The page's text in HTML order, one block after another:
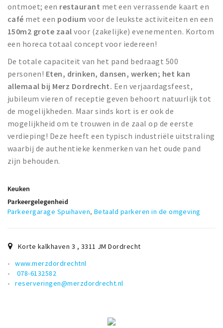
ontmoet; een restaurant met een verrassende kaart en
café met een podium voor de leukste activiteiten en een
150m2 grote zaal voor (zakelijke) evenementen. Kortom
een horeca totaal concept voor iedereen!
De totale capaciteit van het pand bedraagt 500
personen! Eten, drinken, dansen, werken; het kan
allemaal bij Merz Dordrecht. Een verjaardagsfeest,
jubileum vieren of receptie geven behoort natuurlijk tot
de mogelijkheden. Maar sinds kort is er ook de
mogelijkheid om te trouwen in de zaal op de eerste
verdieping! Deze heeft een typisch industriële uitstraling
waarbij de authentieke kenmerken van het oude pand
zijn behouden.
Keuken
Parkeergelegenheid
Parkeergarage Spuihaven,Betaald parkeren in de omgeving
Korte kalkhaven 3 , 3311 JM Dordrecht
www.merzdordrechtnl
078-6132582
reserveringen@merzdordrecht.nl